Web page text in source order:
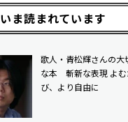
いま読まれています
歌人・青松輝さんの大
な本 斬新な表現 よむ
び、より自由に